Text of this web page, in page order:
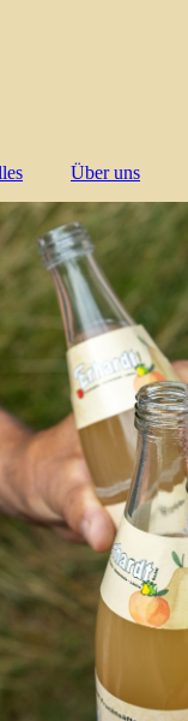
Über uns